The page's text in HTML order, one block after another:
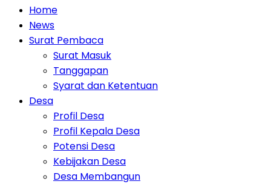
Home
News
Surat Pembaca
Surat Masuk
Tanggapan
Syarat dan Ketentuan
Desa
Profil Desa
Profil Kepala Desa
Potensi Desa
Kebijakan Desa
Desa Membangun